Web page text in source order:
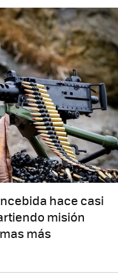
hace casi
misión
más